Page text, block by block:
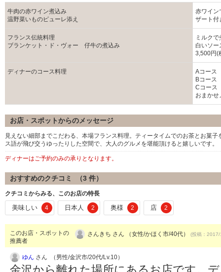
牛肉の赤ワイン煮込み
温野菜いものピューレ添え
赤ワイン
ザート付
フランス伝統料理
ブランケット・ド・ヴォー 仔牛の煮込み
ミルク
白いソー
3,500円(
ディナーのコース料理
Aコース
Bコー
Cコー
おまか
お店・スポットからのメッセージ
見えない細部までこだわる、本場フランス料理。ティータイムでのお茶とお菓
ス語が飛び交うゆったりした空間で、大人のグルメを堪能頂けると嬉しいです。
ディナーはご予約のみの承りとなります。
おすすめのクチコミ （3 件）
クチコミからみる、このお店の特長
美味しい 4 日本人 2 奥様 2 店 2
このお店・スポットの
推薦者
さんきち さん （女性/かほく市/40代） (投稿：
ゆん さん （男性/金沢市/20代/Lv.10）
金沢から離れた場所にあるお店です。